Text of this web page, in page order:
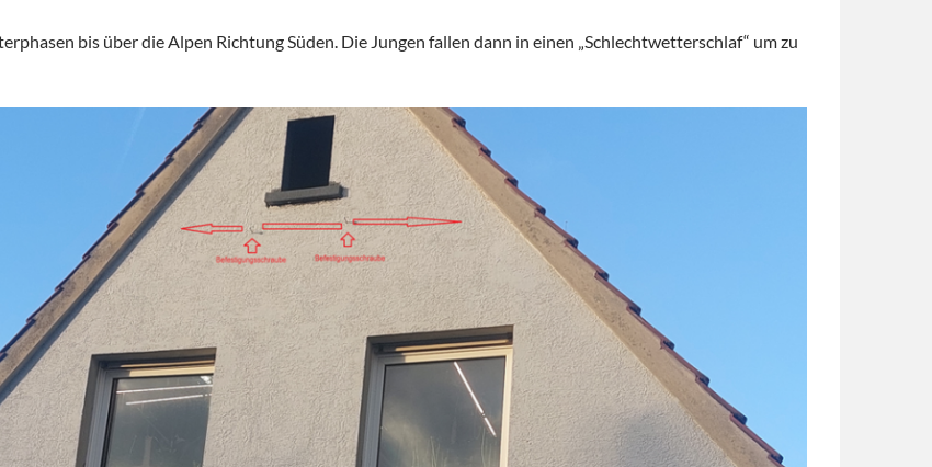
bis über die Alpen Richtung Süden. Die Jungen fallen dann in einen „Schlechtwetterschlaf“ um zu